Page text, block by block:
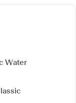
Water